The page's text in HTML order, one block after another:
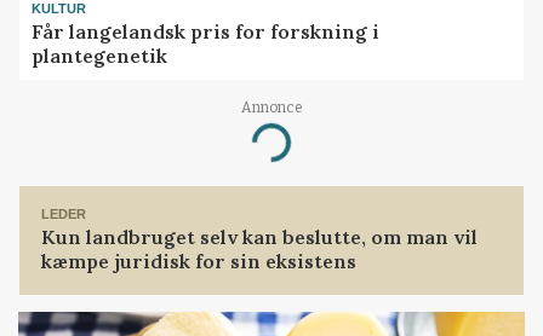
KULTUR
Får langelandsk pris for forskning i
plantegenetik
Annonce
Loading...
LEDER
Kun landbruget selv kan beslutte, om man vil
kæmpe juridisk for sin eksistens